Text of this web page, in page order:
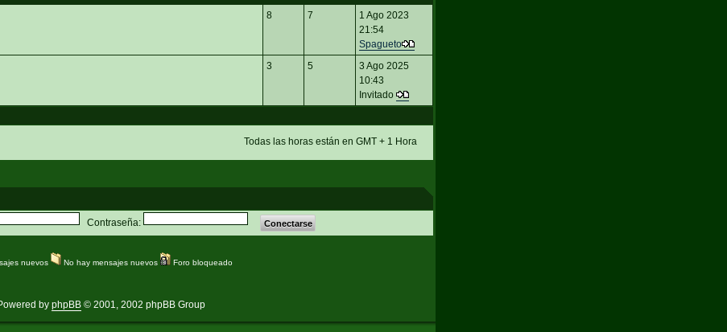
8 7
1 Ago 2023
21:54
Spagueto
3 5
3 Ago 2025
10:43
Invitado
Todas las horas están en GMT + 1 Hora
Contraseña:
nuevos No hay mensajes nuevos Foro bloqueado
by phpBB © 2001, 2002 phpBB Group